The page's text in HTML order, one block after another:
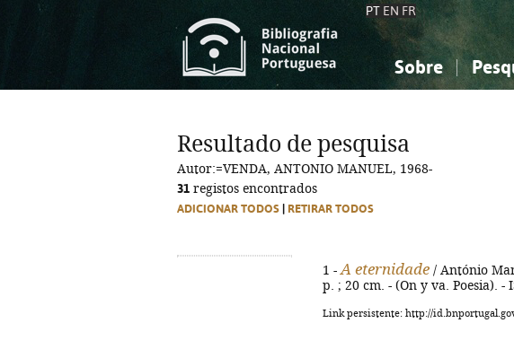
PT EN FR
Sobre
Ciências sociais...
Ciências sociais...
Resultado de pesquisa
Autor:=VENDA, ANTONIO MANUEL, 1968-
31 registos encontrados
ADICIONAR TODOS RETIRAR TODOS
1 - A eternidade / António
p. ; 20 cm. - (On y va. Poesia). -
Link persistente: http://